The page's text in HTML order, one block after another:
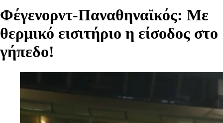
Φέγενορντ-Παναθηναϊκός: Με
θερμικό εισιτήριο η είσοδος στο
γήπεδο!